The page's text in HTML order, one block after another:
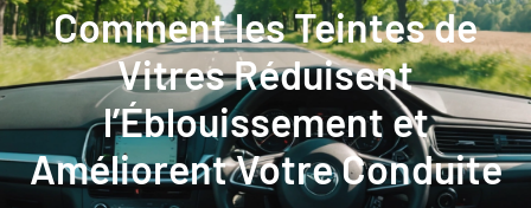
Comment les Teintes de
Vitres Réduisent
l’Éblouissement et
Améliorent Votre Conduite